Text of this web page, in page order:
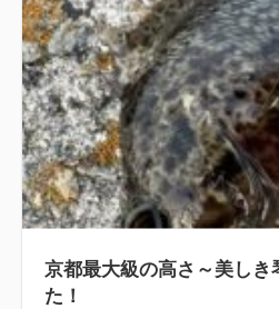
京都最大級の高さ～美しき
た！